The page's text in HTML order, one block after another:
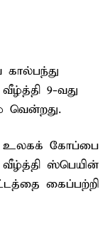
9-வது
வென்றது.
உலகக் கோப்பை
வீழ்த்தி ஸ்பெயின்
கைப்பற்றி